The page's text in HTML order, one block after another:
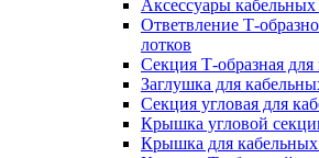
Аксессуары
Ответвление Т-
лотков
Секция Т-образная для
Заглушка для
Секция угловая для
Крышка угловой
Крышка для кабельных